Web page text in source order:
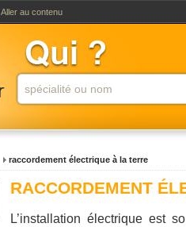
Aller au contenu
raccordement électrique à la terre
RACCORDEMENT
L’installation électrique est